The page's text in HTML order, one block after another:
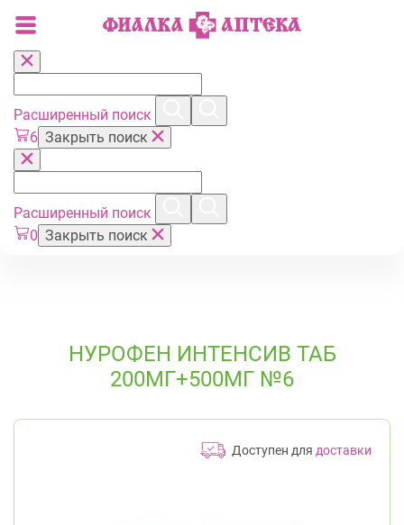
Расширенный поиск
6 Закрыть поиск
Расширенный поиск
0 Закрыть поиск
НУРОФЕН ИНТЕНСИВ ТАБ
200МГ+500МГ №6
Доступен для доставки